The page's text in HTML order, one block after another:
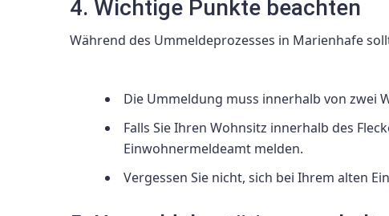
4. Wichtige Punkte beachten
Während des Ummeldeprozesses in Marienhafe
Die Ummeldung muss innerhalb von zwei
Falls Sie Ihren Wohnsitz innerhalb des
Einwohnermeldeamt melden.
Vergessen Sie nicht, sich bei Ihrem alten